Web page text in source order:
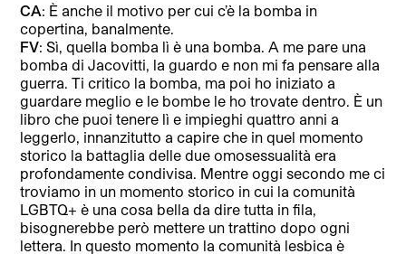
CA: È anche il motivo per cui c’è la bomba in
copertina, banalmente.
FV: Sì, quella bomba lì è una bomba. A me pare una
bomba di Jacovitti, la guardo e non mi fa pensare alla
guerra. Ti critico la bomba, ma poi ho iniziato a
guardare meglio e le bombe le ho trovate dentro. È un
libro che puoi tenere lì e impieghi quattro anni a
leggerlo, innanzitutto a capire che in quel momento
storico la battaglia delle due omosessualità era
profondamente condivisa. Mentre oggi secondo me ci
troviamo in un momento storico in cui la comunità
LGBTQ+ è una cosa bella da dire tutta in fila,
bisognerebbe però mettere un trattino dopo ogni
lettera. In questo momento la comunità lesbica è